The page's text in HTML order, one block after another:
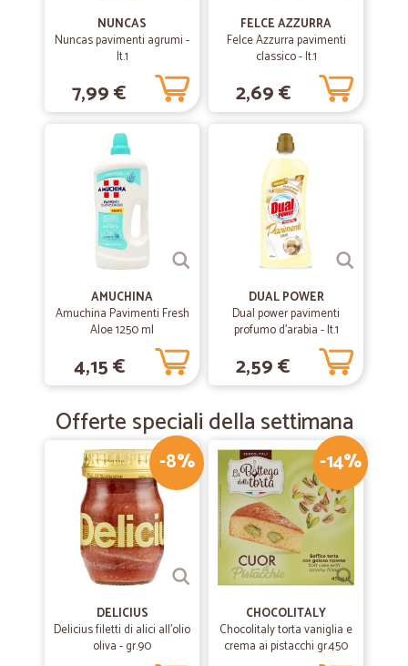
NUNCAS
Nuncas pavimenti agrumi -
lt.1
7,99 €
FELCE AZZURRA
Felce Azzurra pavimenti
classico - lt.1
2,69 €
AMUCHINA
Amuchina Pavimenti Fresh
Aloe 1250 ml
4,15 €
DUAL POWER
Dual power pavimenti
profumo d'arabia - lt.1
2,59 €
Offerte speciali della settimana
-8%
DELICIUS
Delicius filetti di alici all'olio
oliva - gr.90
-14%
CHOCOLITALY
Chocolitaly torta vaniglia e
crema ai pistacchi gr.450